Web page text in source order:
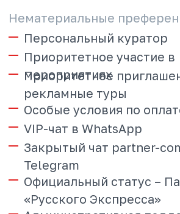
Ответы на частые
вопросы